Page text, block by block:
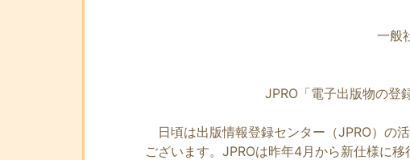
2019年
一般社団法人日本出版
出版情報登録
JPRO「電子出版物の登録に関
日頃は出版情報登録センター（JPRO）の
ございます。JPROは昨年4月から新仕様に